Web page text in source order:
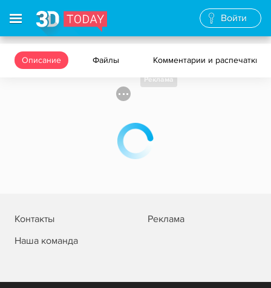
Войти
Описание Файлы Комментарии и распечатки
Реклама
Контакты
Реклама
Наша команда